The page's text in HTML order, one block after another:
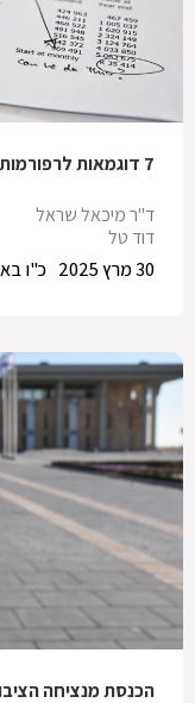
7 דוגמאות לרפורמות שיכולות להזניק את ישראל קדימה
ד"ר מיכאל שראל
דוד טל
כ"ו
30 מרץ 2025
הכנסת מנציחה